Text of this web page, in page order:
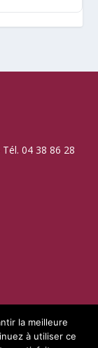
04 38 86 28
Tél. 01 42 34
la meilleure
à utiliser ce